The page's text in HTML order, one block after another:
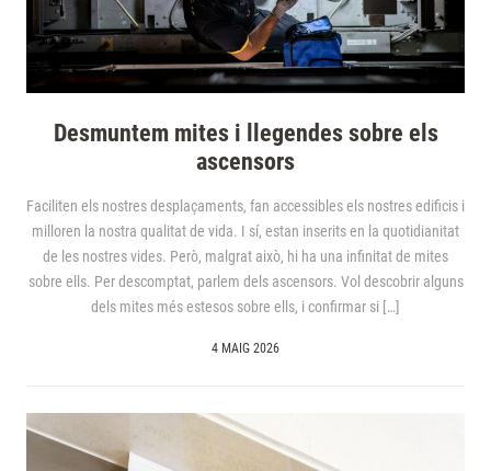
Desmuntem mites i llegendes sobre els
ascensors
Faciliten els nostres desplaçaments, fan accessibles els nostres edificis i
milloren la nostra qualitat de vida. I sí, estan inserits en la quotidianitat
de les nostres vides. Però, malgrat això, hi ha una infinitat de mites
sobre ells. Per descomptat, parlem dels ascensors. Vol descobrir alguns
dels mites més estesos sobre ells, i confirmar si […]
4 MAIG 2026